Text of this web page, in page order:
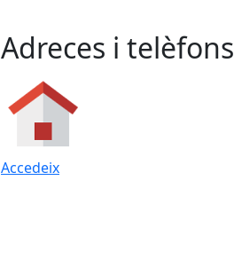
Adreces i telèfons
Accedeix